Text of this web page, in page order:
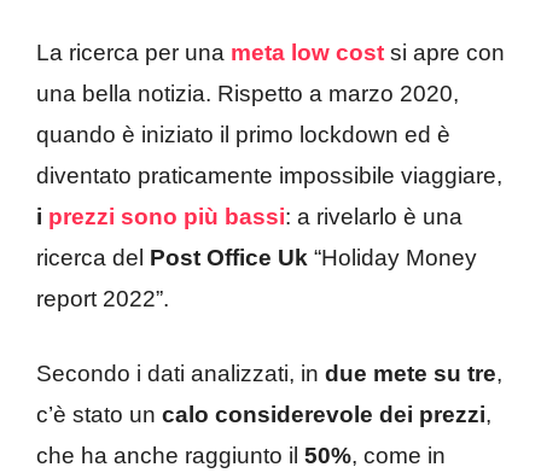
La ricerca per una meta low cost si apre con
una bella notizia. Rispetto a marzo 2020,
quando è iniziato il primo lockdown ed è
diventato praticamente impossibile viaggiare,
i prezzi sono più bassi: a rivelarlo è una
ricerca del Post Office Uk “Holiday Money
report 2022”.
Secondo i dati analizzati, in due mete su tre,
c’è stato un calo considerevole dei prezzi,
che ha anche raggiunto il 50%, come in